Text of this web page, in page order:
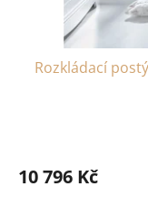
Rozkládací
10 796 Kč